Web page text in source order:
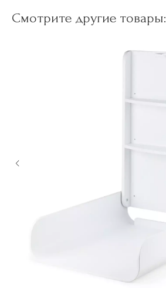
Смотрите другие товары: